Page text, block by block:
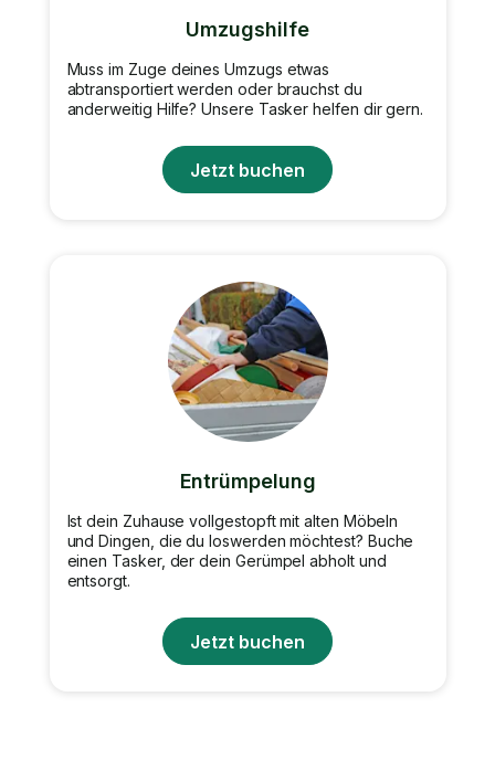
Umzugshilfe
Muss im Zuge deines Umzugs etwas
abtransportiert werden oder brauchst du
anderweitig Hilfe? Unsere Tasker helfen dir gern.
Jetzt buchen
Entrümpelung
Ist dein Zuhause vollgestopft mit alten Möbeln
und Dingen, die du loswerden möchtest? Buche
einen Tasker, der dein Gerümpel abholt und
entsorgt.
Jetzt buchen